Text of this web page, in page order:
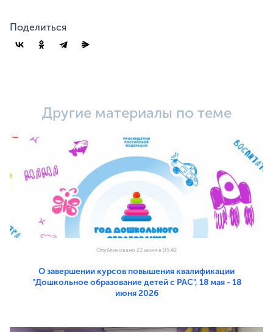
Поделиться
Другие материалы по теме
Опубликовано 23 июня в 05:42
О завершении курсов повышения квалификации
"Дошкольное образование детей с РАС", 18 мая - 18
июня 2026